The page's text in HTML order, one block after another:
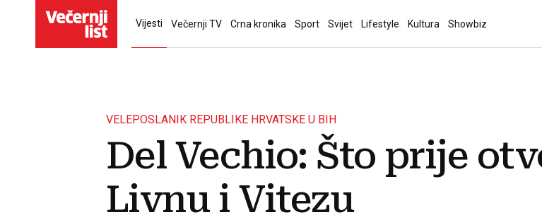
Vijesti Večernji TV Crna kronika Sport Svijet Lifestyle Kultura Showbiz
VELEPOSLANIK REPUBLIKE HRVATSKE U BIH
Del Vechio: Što prije
Livnu i Vitezu